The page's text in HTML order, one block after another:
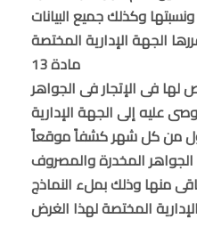
وكذلك جميع البيانات
مادة 13
فى الإتجار فى الجواهر
عليه إلى الجهة الإدارية
من كل شهر كشفاً موقعاً
الجواهر المخدرة والمصروف
منها وذلك بملء النماذج